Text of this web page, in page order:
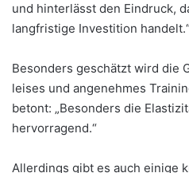
und hinterlässt den Eindruck,
langfristige Investition
Besonders geschätzt wird die
leises und angenehmes
betont: „Besonders die
hervorragend.“
Allerdings gibt es auch einige